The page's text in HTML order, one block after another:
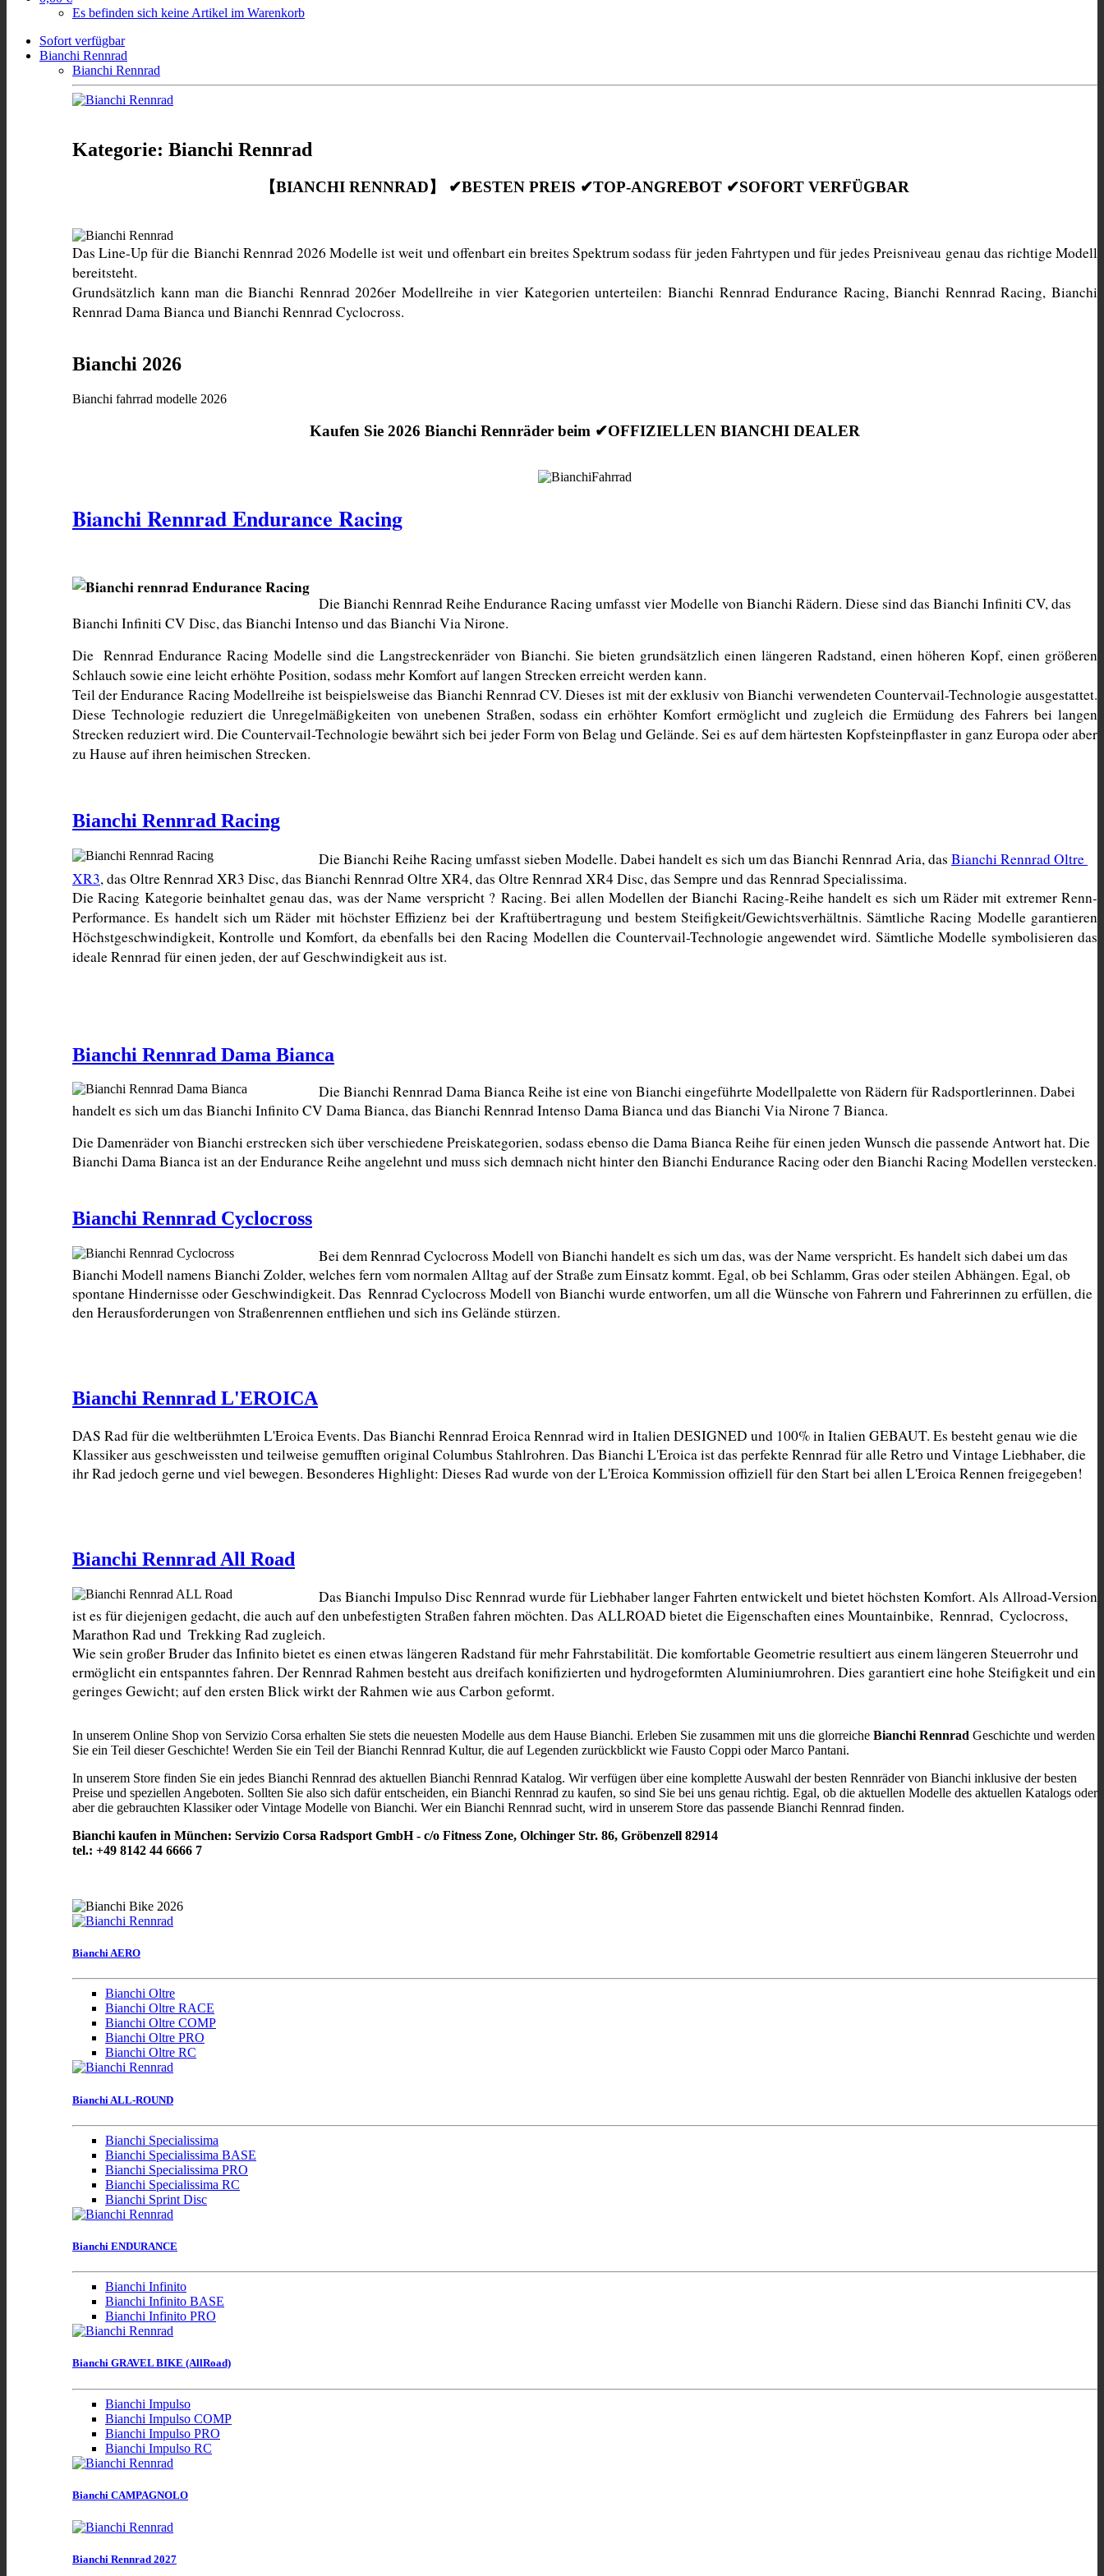
Es befinden sich keine Artikel im Warenkorb
Sofort verfügbar
Bianchi Rennrad
Bianchi Rennrad
Kategorie: Bianchi Rennrad
【BIANCHI RENNRAD】 ✔BESTEN PREIS ✔TOP-ANGREBOT ✔SOFORT VERFÜGBAR
Das Line-Up für die Bianchi Rennrad 2026 Modelle ist weit und offenbart ein breites Spektrum sodass für jeden Fahrtypen und für jedes Preisniveau genau das richtige Modell
bereitsteht.
Grundsätzlich kann man die Bianchi Rennrad 2026er Modellreihe in vier Kategorien unterteilen: Bianchi Rennrad Endurance Racing, Bianchi Rennrad Racing, Bianchi
Rennrad Dama Bianca und Bianchi Rennrad Cyclocross.
Bianchi 2026
Bianchi fahrrad modelle 2026
Kaufen Sie 2026 Bianchi Rennräder beim ✔OFFIZIELLEN BIANCHI DEALER
Bianchi Rennrad Endurance Racing
Die Bianchi Rennrad Reihe Endurance Racing umfasst vier Modelle von Bianchi Rädern. Diese sind das Bianchi Infiniti CV, das
Bianchi Infiniti CV Disc, das Bianchi Intenso und das Bianchi Via Nirone.
Die  Rennrad Endurance Racing Modelle sind die Langstreckenräder von Bianchi. Sie bieten grundsätzlich einen längeren Radstand, einen höheren Kopf, einen größeren
Schlauch sowie eine leicht erhöhte Position, sodass mehr Komfort auf langen Strecken erreicht werden kann.
Teil der Endurance Racing Modellreihe ist beispielsweise das Bianchi Rennrad CV. Dieses ist mit der exklusiv von Bianchi verwendeten Countervail-Technologie ausgestattet.
Diese Technologie reduziert die Unregelmäßigkeiten von unebenen Straßen, sodass ein erhöhter Komfort ermöglicht und zugleich die Ermüdung des Fahrers bei langen
Strecken reduziert wird. Die Countervail-Technologie bewährt sich bei jeder Form von Belag und Gelände. Sei es auf dem härtesten Kopfsteinpflaster in ganz Europa oder aber
zu Hause auf ihren heimischen Strecken.
Bianchi Rennrad Racing
Die Bianchi Reihe Racing umfasst sieben Modelle. Dabei handelt es sich um das Bianchi Rennrad Aria, das Bianchi Rennrad Oltre
XR3, das Oltre Rennrad XR3 Disc, das Bianchi Rennrad Oltre XR4, das Oltre Rennrad XR4 Disc, das Sempre und das Rennrad Specialissima.
Die Racing Kategorie beinhaltet genau das, was der Name verspricht ? Racing. Bei allen Modellen der Bianchi Racing-Reihe handelt es sich um Räder mit extremer Renn-
Performance. Es handelt sich um Räder mit höchster Effizienz bei der Kraftübertragung und bestem Steifigkeit/Gewichtsverhältnis. Sämtliche Racing Modelle garantieren
Höchstgeschwindigkeit, Kontrolle und Komfort, da ebenfalls bei den Racing Modellen die Countervail-Technologie angewendet wird. Sämtliche Modelle symbolisieren das
ideale Rennrad für einen jeden, der auf Geschwindigkeit aus ist.
Bianchi Rennrad Dama Bianca
Die Bianchi Rennrad Dama Bianca Reihe ist eine von Bianchi eingeführte Modellpalette von Rädern für Radsportlerinnen. Dabei
handelt es sich um das Bianchi Infinito CV Dama Bianca, das Bianchi Rennrad Intenso Dama Bianca und das Bianchi Via Nirone 7 Bianca.
Die Damenräder von Bianchi erstrecken sich über verschiedene Preiskategorien, sodass ebenso die Dama Bianca Reihe für einen jeden Wunsch die passende Antwort hat. Die
Bianchi Dama Bianca ist an der Endurance Reihe angelehnt und muss sich demnach nicht hinter den Bianchi Endurance Racing oder den Bianchi Racing Modellen verstecken.
Bianchi Rennrad Cyclocross
Bei dem Rennrad Cyclocross Modell von Bianchi handelt es sich um das, was der Name verspricht. Es handelt sich dabei um das
Bianchi Modell namens Bianchi Zolder, welches fern vom normalen Alltag auf der Straße zum Einsatz kommt. Egal, ob bei Schlamm, Gras oder steilen Abhängen. Egal, ob
spontane Hindernisse oder Geschwindigkeit. Das  Rennrad Cyclocross Modell von Bianchi wurde entworfen, um all die Wünsche von Fahrern und Fahrerinnen zu erfüllen, die
den Herausforderungen von Straßenrennen entfliehen und sich ins Gelände stürzen.
Bianchi Rennrad L'EROICA
DAS Rad für die weltberühmten L'Eroica Events. Das Bianchi Rennrad Eroica Rennrad wird in Italien DESIGNED und 100% in Italien GEBAUT. Es besteht genau wie die
Klassiker aus geschweissten und teilweise gemufften original Columbus Stahlrohren. Das Bianchi L'Eroica ist das perfekte Rennrad für alle Retro und Vintage Liebhaber, die
ihr Rad jedoch gerne und viel bewegen. Besonderes Highlight: Dieses Rad wurde von der L'Eroica Kommission offiziell für den Start bei allen L'Eroica Rennen freigegeben!
Bianchi Rennrad All Road
Das Bianchi Impulso Disc Rennrad wurde für Liebhaber langer Fahrten entwickelt und bietet höchsten Komfort. Als Allroad-Version
ist es für diejenigen gedacht, die auch auf den unbefestigten Straßen fahren möchten. Das ALLROAD bietet die Eigenschaften eines Mountainbike,  Rennrad,  Cyclocross,
Marathon Rad und  Trekking Rad zugleich.
Wie sein großer Bruder das Infinito bietet es einen etwas längeren Radstand für mehr Fahrstabilität. Die komfortable Geometrie resultiert aus einem längeren Steuerrohr und
ermöglicht ein entspanntes fahren. Der Rennrad Rahmen besteht aus dreifach konifizierten und hydrogeformten Aluminiumrohren. Dies garantiert eine hohe Steifigkeit und ein
geringes Gewicht; auf den ersten Blick wirkt der Rahmen wie aus Carbon geformt.
In unserem Online Shop von Servizio Corsa erhalten Sie stets die neuesten Modelle aus dem Hause Bianchi. Erleben Sie zusammen mit uns die glorreiche Bianchi Rennrad Geschichte und werden
Sie ein Teil dieser Geschichte! Werden Sie ein Teil der Bianchi Rennrad Kultur, die auf Legenden zurückblickt wie Fausto Coppi oder Marco Pantani.
In unserem Store finden Sie ein jedes Bianchi Rennrad des aktuellen Bianchi Rennrad Katalog. Wir verfügen über eine komplette Auswahl der besten Rennräder von Bianchi inklusive der besten
Preise und speziellen Angeboten. Sollten Sie also sich dafür entscheiden, ein Bianchi Rennrad zu kaufen, so sind Sie bei uns genau richtig. Egal, ob die aktuellen Modelle des aktuellen Katalogs oder
aber die gebrauchten Klassiker oder Vintage Modelle von Bianchi. Wer ein Bianchi Rennrad sucht, wird in unserem Store das passende Bianchi Rennrad finden.
Bianchi kaufen in München: Servizio Corsa Radsport GmbH - c/o Fitness Zone, Olchinger Str. 86, Gröbenzell 82914
tel.: +49 8142 44 6666 7
Bianchi AERO
Bianchi Oltre
Bianchi Oltre RACE
Bianchi Oltre COMP
Bianchi Oltre PRO
Bianchi Oltre RC
Bianchi ALL-ROUND
Bianchi Specialissima
Bianchi Specialissima BASE
Bianchi Specialissima PRO
Bianchi Specialissima RC
Bianchi Sprint Disc
Bianchi ENDURANCE
Bianchi Infinito
Bianchi Infinito BASE
Bianchi Infinito PRO
Bianchi GRAVEL BIKE (AllRoad)
Bianchi Impulso
Bianchi Impulso COMP
Bianchi Impulso PRO
Bianchi Impulso RC
Bianchi CAMPAGNOLO
Bianchi Rennrad 2027